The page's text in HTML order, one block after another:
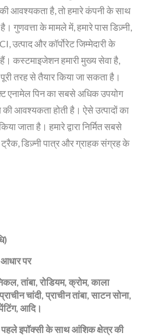
आवश्यकता है, तो हमारे कंपनी के साथ
गुणवत्ता के मामले में, हमारे पास डिज़्नी,
और कॉर्पोरेट जिम्मेदारी के
कस्टमाइजेशन हमारी मुख्य सेवा है,
तरह से तैयार किया जा सकता है।
एनामेल पिन का सबसे अधिक उपयोग
आवश्यकता होती है। ऐसे उत्पादों का
जाता है। हमारे द्वारा निर्मित सबसे
ट्रैक, डिज़्नी पात्र और ग्राहक संग्रह के
पर
तांबा, रोडियम, क्रोम, काला
चांदी, प्राचीन तांबा, साटन सोना,
आदि।
इपॉक्सी के साथ आंशिक क्षेत्र की